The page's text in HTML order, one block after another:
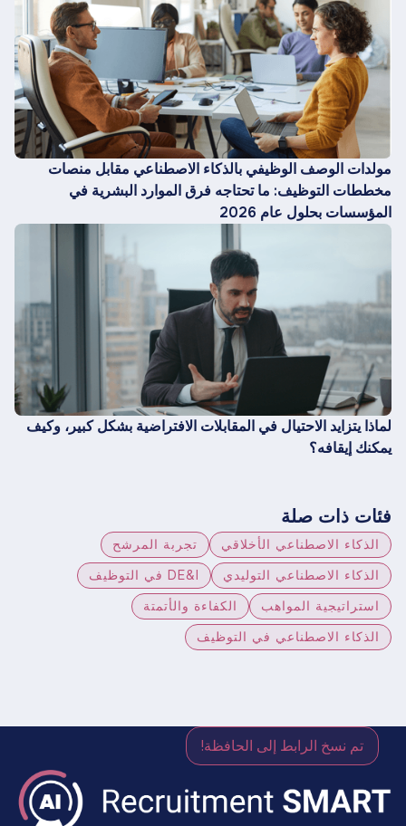
مولدات الوصف الوظيفي بالذكاء الاصطناعي مقابل منصات
مخططات التوظيف: ما تحتاجه فرق الموارد البشرية في
المؤسسات بحلول عام 2026
لماذا يتزايد الاحتيال في المقابلات الافتراضية بشكل كبير، وكيف
يمكنك إيقافه؟
فئات ذات صلة
الذكاء الاصطناعي الأخلاقي
تجربة المرشح
الذكاء الاصطناعي التوليدي
DE&I في التوظيف
استراتيجية المواهب
الكفاءة والأتمتة
الذكاء الاصطناعي في التوظيف
تم نسخ الرابط إلى الحافظة!